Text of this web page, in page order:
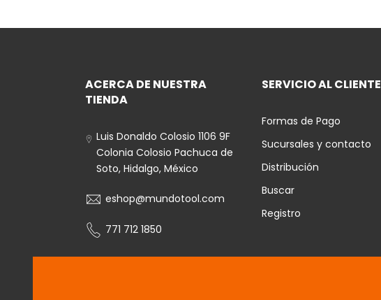
ACERCA DE NUESTRA
TIENDA
Luis Donaldo Colosio 1106 9F
Colonia Colosio Pachuca de
Soto, Hidalgo, México
eshop@mundotool.com
771 712 1850
SERVICIO AL CLIENTE
Formas de Pago
Sucursales y contacto
Distribución
Buscar
Registro